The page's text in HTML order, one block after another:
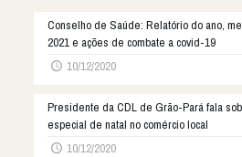
Conselho de Saúde: Relatório do ano,
2021 e ações de combate a covid-19
10/12/2020
Presidente da CDL de Grão-Pará fala
especial de natal no comércio local
10/12/2020